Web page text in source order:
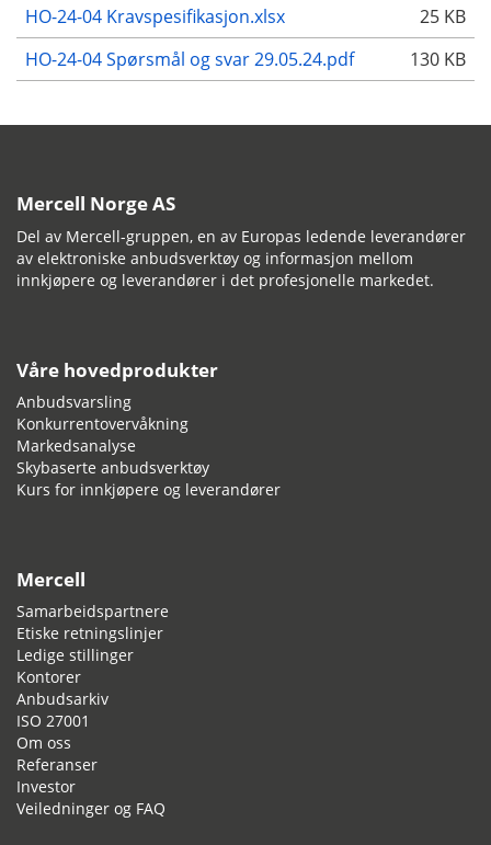
HO-24-04 Kravspesifikasjon.xlsx
25 KB
HO-24-04 Spørsmål og svar 29.05.24.pdf
130 KB
Mercell Norge AS
Del av Mercell-gruppen, en av Europas ledende leverandører
av elektroniske anbudsverktøy og informasjon mellom
innkjøpere og leverandører i det profesjonelle markedet.
Våre hovedprodukter
Anbudsvarsling
Konkurrentovervåkning
Markedsanalyse
Skybaserte anbudsverktøy
Kurs for innkjøpere og leverandører
Mercell
Samarbeidspartnere
Etiske retningslinjer
Ledige stillinger
Kontorer
Anbudsarkiv
ISO 27001
Om oss
Referanser
Investor
Veiledninger og FAQ